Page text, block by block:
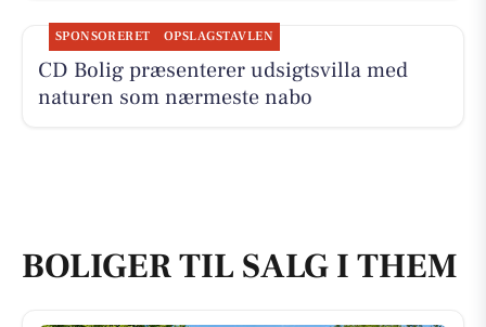
SPONSORERET OPSLAGSTAVLEN
CD Bolig præsenterer udsigtsvilla med
naturen som nærmeste nabo
BOLIGER TIL SALG I THEM